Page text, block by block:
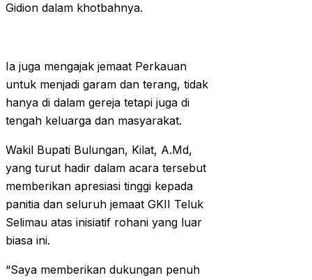
Gidion dalam khotbahnya.
Ia juga mengajak jemaat Perkauan
untuk menjadi garam dan terang, tidak
hanya di dalam gereja tetapi juga di
tengah keluarga dan masyarakat.
Wakil Bupati Bulungan, Kilat, A.Md,
yang turut hadir dalam acara tersebut
memberikan apresiasi tinggi kepada
panitia dan seluruh jemaat GKII Teluk
Selimau atas inisiatif rohani yang luar
biasa ini.
“Saya memberikan dukungan penuh